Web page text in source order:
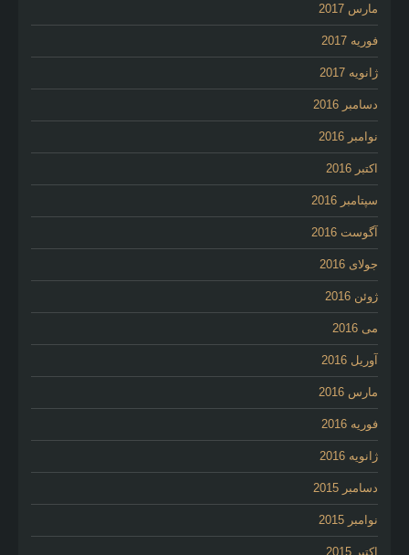
مارس 2017
فوریه 2017
ژانویه 2017
دسامبر 2016
نوامبر 2016
اکتبر 2016
سپتامبر 2016
آگوست 2016
جولای 2016
ژوئن 2016
می 2016
آوریل 2016
مارس 2016
فوریه 2016
ژانویه 2016
دسامبر 2015
نوامبر 2015
اکتبر 2015